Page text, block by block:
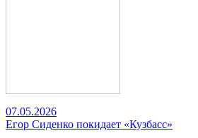
07.05.2026
Егор Сиденко покидает «Кузбасс»